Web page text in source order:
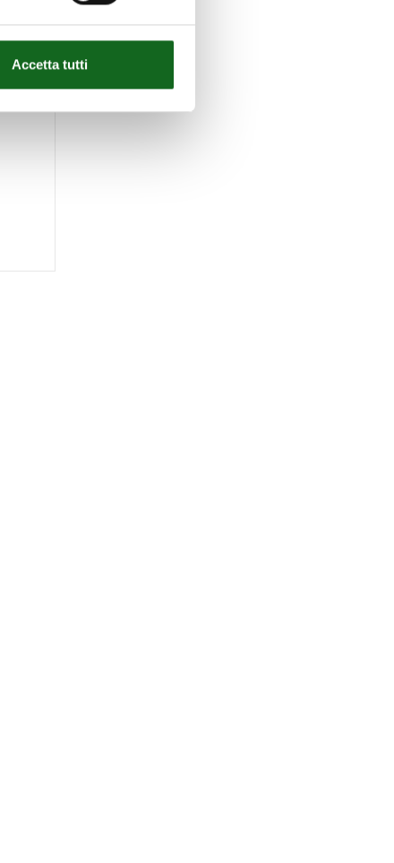
Accetta tutti